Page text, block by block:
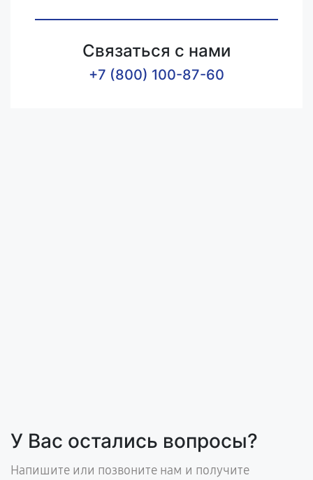
Связаться с нами
+7 (800) 100-87-60
У Вас остались вопросы?
Напишите или позвоните нам и получите